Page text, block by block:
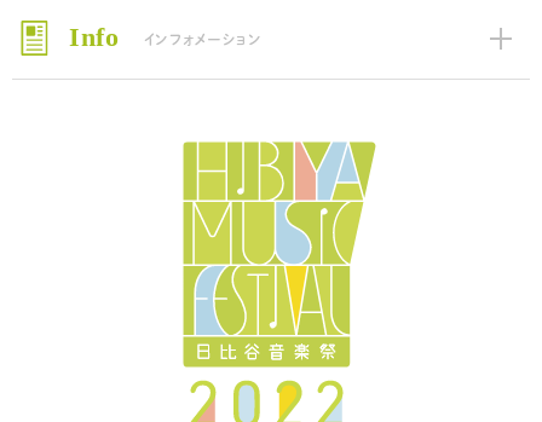
Info インフォメーション